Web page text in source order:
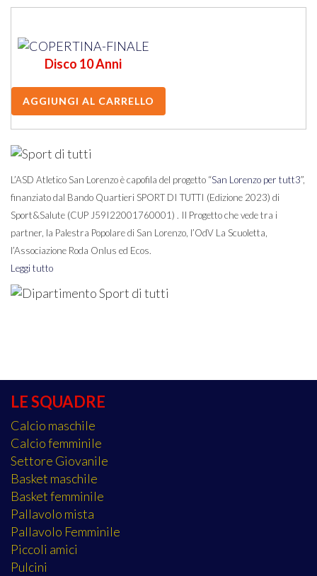
Disco 10 Anni
L’ASD Atletico San Lorenzo è capofila del progetto “San Lorenzo per tutt3”,
finanziato dal Bando Quartieri SPORT DI TUTTI (Edizione 2023) di
Sport&Salute (CUP J59I22001760001) . Il Progetto che vede tra i
partner, la Palestra Popolare di San Lorenzo, l’OdV La Scuoletta,
l’Associazione Roda Onlus ed Ecos.
Leggi tutto
LE SQUADRE
Calcio maschile
Calcio femminile
Settore Giovanile
Basket maschile
Basket femminile
Pallavolo mista
Pallavolo Femminile
Piccoli amici
Pulcini